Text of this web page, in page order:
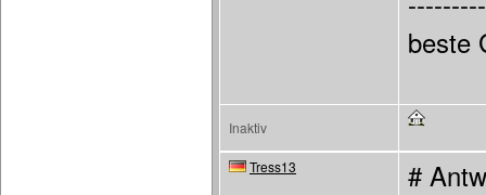
beste
Inaktiv
Tress13
#